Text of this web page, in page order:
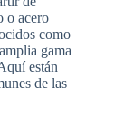
o acero
como
gama
están
de las